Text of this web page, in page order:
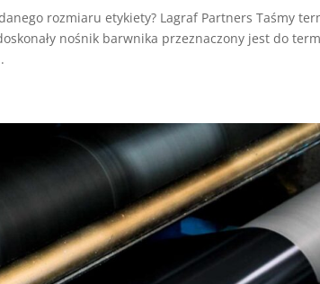
rozmiaru etykiety? Lagraf Partners Taśmy
nośnik barwnika przeznaczony jest do